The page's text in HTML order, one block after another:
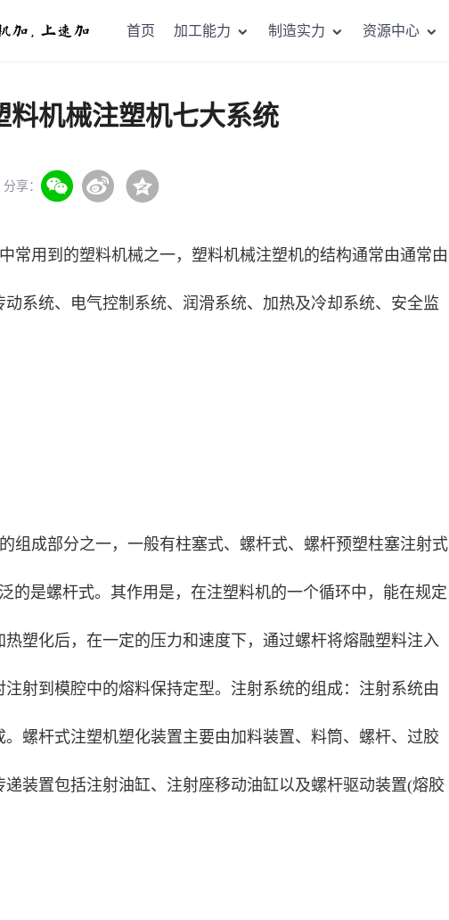
首页 加工能力 制造实力 资源中心
料机械注塑机七大系统
分享：
常用到的塑料机械之一，塑料机械注塑机的结构通常由通常由
系统、电气控制系统、润滑系统、加热及冷却系统、安全监
组成部分之一，一般有柱塞式、螺杆式、螺杆预塑柱塞注射式
的是螺杆式。其作用是，在注塑料机的一个循环中，能在规定
塑化后，在一定的压力和速度下，通过螺杆将熔融塑料注入
射到模腔中的熔料保持定型。注射系统的组成：注射系统由
螺杆式注塑机塑化装置主要由加料装置、料筒、螺杆、过胶
装置包括注射油缸、注射座移动油缸以及螺杆驱动装置(熔胶